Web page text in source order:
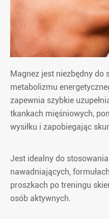
Magnez jest niezbędny do
metabolizmu
zapewnia szybkie
tkankach mięśniowych,
wysiłku i zapobiegając
Jest idealny do
nawadniających,
proszkach po treningu
osób aktywnych.